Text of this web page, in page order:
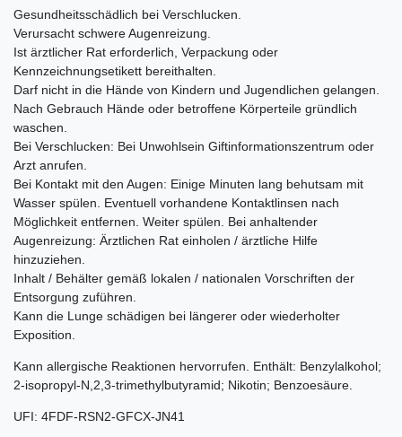
Gesundheitsschädlich bei Verschlucken.
Verursacht schwere Augenreizung.
Ist ärztlicher Rat erforderlich, Verpackung oder
Kennzeichnungsetikett bereithalten.
Darf nicht in die Hände von Kindern und Jugendlichen gelangen.
Nach Gebrauch Hände oder betroffene Körperteile gründlich
waschen.
Bei Verschlucken: Bei Unwohlsein Giftinformationszentrum oder
Arzt anrufen.
Bei Kontakt mit den Augen: Einige Minuten lang behutsam mit
Wasser spülen. Eventuell vorhandene Kontaktlinsen nach
Möglichkeit entfernen. Weiter spülen. Bei anhaltender
Augenreizung: Ärztlichen Rat einholen / ärztliche Hilfe
hinzuziehen.
Inhalt / Behälter gemäß lokalen / nationalen Vorschriften der
Entsorgung zuführen.
Kann die Lunge schädigen bei längerer oder wiederholter
Exposition.
Kann allergische Reaktionen hervorrufen. Enthält: Benzylalkohol;
2-isopropyl-N,2,3-trimethylbutyramid; Nikotin; Benzoesäure.
UFI: 4FDF-RSN2-GFCX-JN41